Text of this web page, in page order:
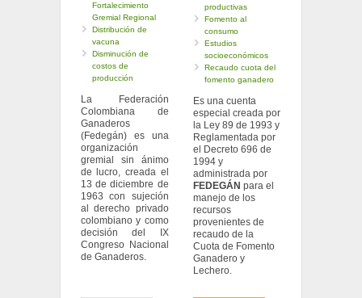
Fortalecimiento
Gremial Regional
Distribución de
vacuna
Disminución de
costos de
producción
La Federación
Colombiana de
Ganaderos
(Fedegán) es una
organización
gremial sin ánimo
de lucro, creada el
13 de diciembre de
1963 con sujeción
al derecho privado
colombiano y como
decisión del IX
Congreso Nacional
de Ganaderos.
productivas
Fomento al
consumo
Estudios
socioeconómicos
Recaudo cuota del
fomento ganadero
Es una cuenta
especial creada por
la Ley 89 de 1993 y
Reglamentada por
el Decreto 696 de
1994 y
administrada por
FEDEGÁN para el
manejo de los
recursos
provenientes de
recaudo de la
Cuota de Fomento
Ganadero y
Lechero.